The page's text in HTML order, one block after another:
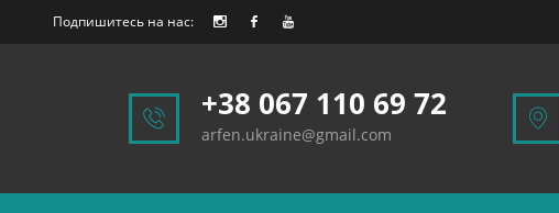
Подпишитесь на нас:
+38 067 110 69 72
arfen.ukraine@gmail.com